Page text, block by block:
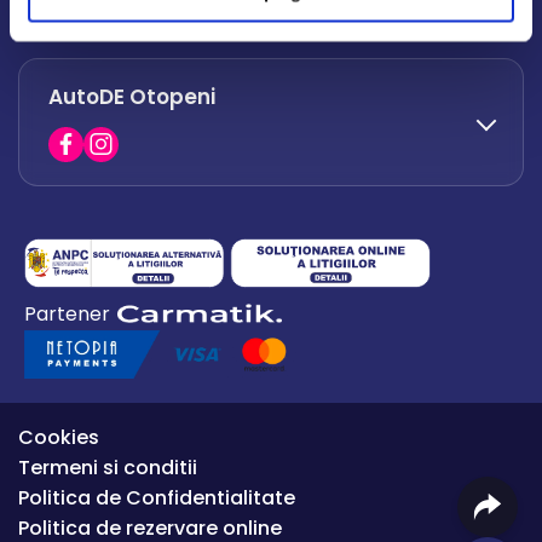
office.afumati@autode.ro
0730 063 852
0730 063 851
AutoDE Otopeni
0754 649 360
office.premium@autode.ro
Partener
Cookies
Termeni si conditii
Politica de Confidentialitate
Politica de rezervare online